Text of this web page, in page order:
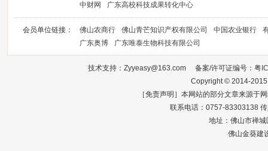
中财网
广东高校科技成果转化中心
会员单位链接： 佛山农商行 佛山青芒知识产权有限公司 中国农业银行
广东奥博
广东唯泰生物科技有限公司
技术支持：Zyyeasy@163.com 备案/许可证编号： 粤
Copyright © 2014-
［免责声明］本网站的部分文章来源于
联系电话：0757-83303138
地址：佛山市禅
佛山金葵建